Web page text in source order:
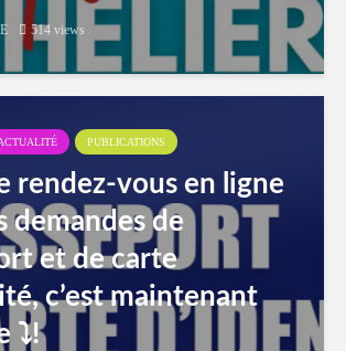
514 views
PUBLICATIONS
rendez-vous en ligne
demandes de
et de carte
c’est maintenant
⤵️!